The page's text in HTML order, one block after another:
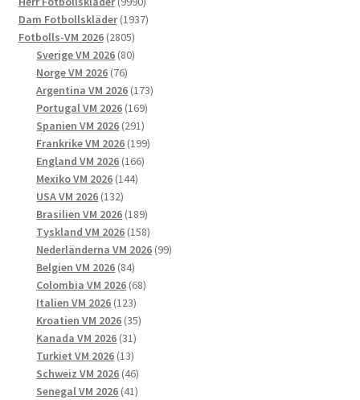
produkter
Dam Fotbollskläder 19371937
Fotbolls-VM 2026 28052805
produkter
Sverige VM 2026 8080
Norge VM 2026 7676
produkter
Argentina VM 2026 173173
Portugal VM 2026 169169
Spanien VM 2026 291291
produkter
Frankrike VM 2026 199199
England VM 2026 166166
Mexiko VM 2026 144144
USA VM 2026 132132
produkter
Brasilien VM 2026 189189
produkter
Tyskland VM 2026 158158
produkter
Nederländerna VM 2026 9999
Belgien VM 2026 8484
produkter
Colombia VM 2026 6868
Italien VM 2026 123123
produkter
Kroatien VM 2026 3535
Kanada VM 2026 3131
produkter
Turkiet VM 2026 1313
produkter
Schweiz VM 2026 4646
produkter
Senegal VM 2026 4141